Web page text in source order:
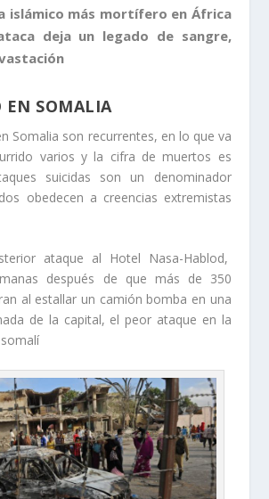
islámico más mortífero en África
deja un legado de sangre,
EN SOMALIA
Somalia son recurrentes, en lo que va
varios y la cifra de muertos es
suicidas son un denominador
obedecen a creencias extremistas
ataque al Hotel Nasa-Hablod,
después de que más de 350
al estallar un camión bomba en una
de la capital, el peor ataque en la